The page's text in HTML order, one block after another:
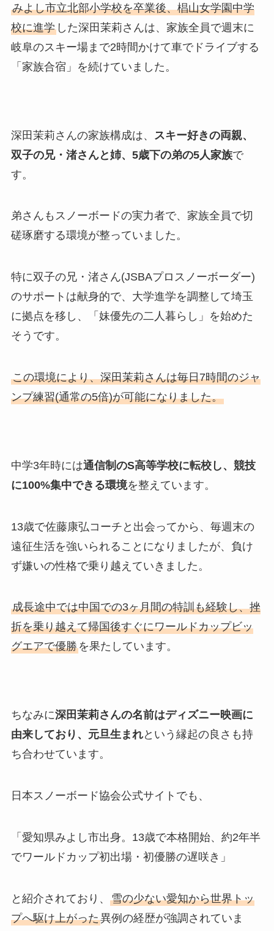
みよし市立北部小学校を卒業後、椙山女学園中学
校に進学した深田茉莉さんは、家族全員で週末に
岐阜のスキー場まで2時間かけて車でドライブする
「家族合宿」を続けていました。
深田茉莉さんの家族構成は、
スキー好きの両親、
双子の兄・渚さんと姉、5歳下の弟の5人家族で
す。
弟さんもスノーボードの実力者で、家族全員で切
磋琢磨する環境が整っていました。
特に双子の兄・渚さん(JSBAプロスノーボーダー)
のサポートは献身的で、大学進学を調整して埼玉
に拠点を移し、「妹優先の二人暮らし」を始めた
そうです。
この環境により、深田茉莉さんは毎日7時間のジャ
ンプ練習(通常の5倍)が可能になりました。
中学3年時には通信制のS高等学校に転校し、競技
に100%集中できる環境を整えています。
13歳で佐藤康弘コーチと出会ってから、毎週末の
遠征生活を強いられることになりましたが、負け
ず嫌いの性格で乗り越えていきました。
成長途中では中国での3ヶ月間の特訓も経験し、挫
折を乗り越えて帰国後すぐにワールドカップビッ
グエアで優勝を果たしています。
ちなみに深田茉莉さんの名前はディズニー映画に
由来しており、元旦生まれという縁起の良さも持
ち合わせています。
日本スノーボード協会公式サイトでも、
「愛知県みよし市出身。13歳で本格開始、約2年半
でワールドカップ初出場・初優勝の遅咲き」
と紹介されており、 雪の少ない愛知から世界トッ
プへ駆け上がった異例の経歴が強調されていま